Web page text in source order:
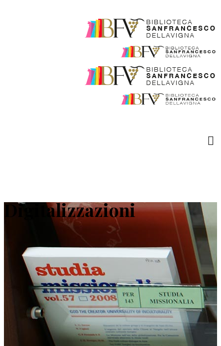
Digitalizzazioni